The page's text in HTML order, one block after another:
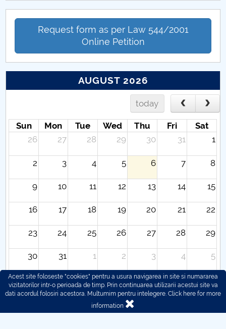
Request form as per Law 544/2001
Online Petition
AUGUST 2026
today
Sun Mon Tue Wed Thu Fri
Sat
26
27 28 29 30 31 1
2 3 4 5 6 7 8
9 10 11 12 13 14 15
16 17 18 19 20 21 22
23 24 25 26 27 28 29
30 31 1 2 3 4 5
Acest site foloseste "cookies" pentru a usura navigarea in site si numararea
vizitatorilor intr-o perioada de timp. Prin continuarea utilizarii acestui site va
dati acordul folosiri acestora. Multumim pentru intelegere. Click here for more
information